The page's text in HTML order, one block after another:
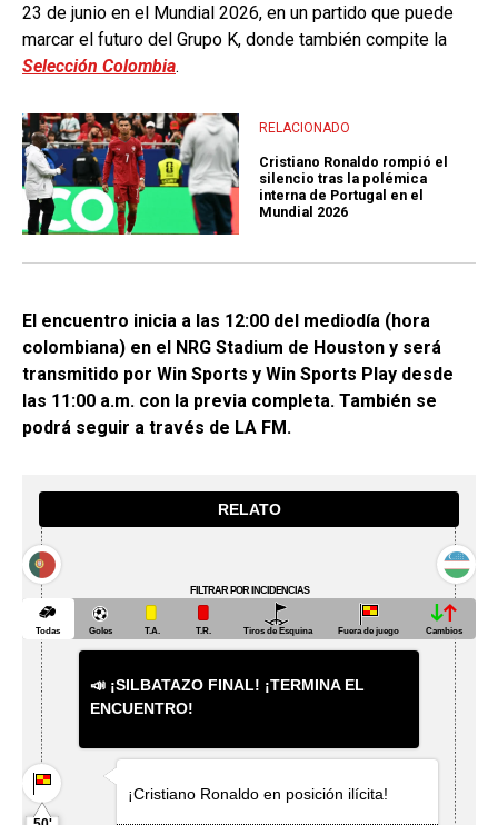
23 de junio en el Mundial 2026, en un partido que puede
marcar el futuro del Grupo K, donde también compite la
Selección Colombia.
RELACIONADO
Cristiano Ronaldo rompió el
silencio tras la polémica
interna de Portugal en el
Mundial 2026
El encuentro inicia a las 12:00 del mediodía (hora
colombiana) en el NRG Stadium de Houston y será
transmitido por Win Sports y Win Sports Play desde
las 11:00 a.m. con la previa completa. También se
podrá seguir a través de LA FM.